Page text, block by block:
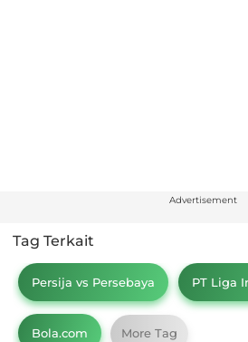
Advertisement
Tag Terkait
Persija vs Persebaya PT Liga
Bola.com More Tag